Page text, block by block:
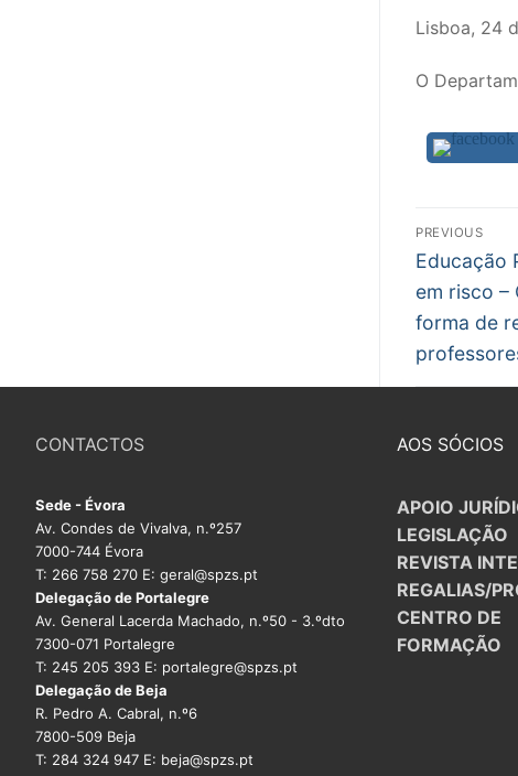
Lisboa, 24
O
de
PREVIOUS
Previous
post:
Educação
em risco –
forma de
CONTACTOS
Sede - Évora
Av. Condes de Vivalva, n.º257
7000-744 Évora
T: 266 758 270 E: geral@spzs.pt
Delegação de Portalegre
Av. General Lacerda Machado, n.º50 - 3.ºdto
7300-071 Portalegre
T: 245 205 393 E: portalegre@spzs.pt
Delegação de Beja
R. Pedro A. Cabral, n.º6
7800-509 Beja
T: 284 324 947 E: beja@spzs.pt
AOS SÓCIOS
APOIO
LEGISLAÇÃO
REVISTA
REGALIAS/
CENTRO DE
FORMAÇÃO